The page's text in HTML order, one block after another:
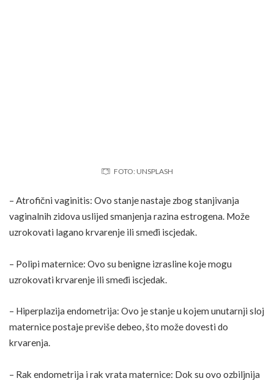
FOTO: UNSPLASH
– Atrofični vaginitis: Ovo stanje nastaje zbog stanjivanja
vaginalnih zidova uslijed smanjenja razina estrogena. Može
uzrokovati lagano krvarenje ili smeđi iscjedak.
– Polipi maternice: Ovo su benigne izrasline koje mogu
uzrokovati krvarenje ili smeđi iscjedak.
– Hiperplazija endometrija: Ovo je stanje u kojem unutarnji sloj
maternice postaje previše debeo, što može dovesti do
krvarenja.
– Rak endometrija i rak vrata maternice: Dok su ovo ozbiljnija